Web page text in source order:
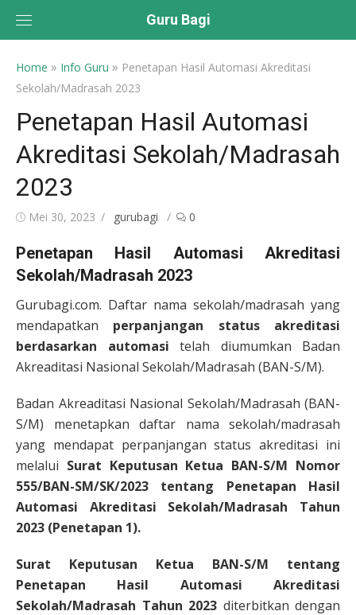
Guru Bagi
Home » Info Guru » Penetapan Hasil Automasi Akreditasi
Sekolah/Madrasah 2023
Penetapan Hasil Automasi
Akreditasi Sekolah/Madrasah
2023
PostedMei 30, 2023 Author
gurubagi 0
Penetapan Hasil Automasi Akreditasi
Sekolah/Madrasah 2023
Gurubagi.com. Daftar nama sekolah/madrasah yang
mendapatkan perpanjangan status akreditasi
berdasarkan automasi telah diumumkan Badan
Akreaditasi Nasional Sekolah/Madrasah (BAN-S/M).
Badan Akreaditasi Nasional Sekolah/Madrasah (BAN-
S/M) menetapkan daftar nama sekolah/madrasah
yang mendapat perpanjangan status akreditasi ini
melalui Surat Keputusan Ketua BAN-S/M Nomor
555/BAN-SM/SK/2023 tentang Penetapan Hasil
Automasi Akreditasi Sekolah/Madrasah Tahun
2023 (Penetapan 1).
Surat Keputusan Ketua BAN-S/M tentang
Penetapan Hasil Automasi Akreditasi
Sekolah/Madrasah Tahun 2023 diterbitkan dengan